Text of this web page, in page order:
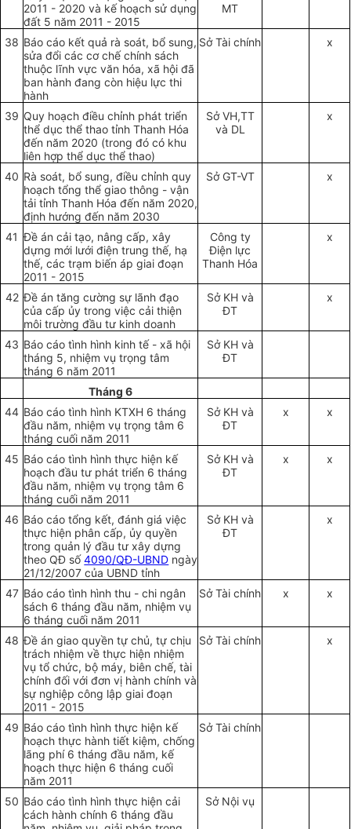
2011 - 2020 và kế hoạch sử dụng
đất 5 năm 2011 - 2015
MT
38 Báo cáo kết quả rà soát, bổ sung,
sửa đổi các cơ chế chính sách
thuộc lĩnh vực văn hóa, xã hội đã
ban hành đang còn hiệu lực thi
hành
Sở Tài chính x
39 Quy hoạch điều chỉnh phát triển
thể dục thể thao tỉnh Thanh Hóa
đến năm 2020 (trong đó có khu
liên hợp thể dục thể thao)
Sở VH,TT
và DL
x
40 Rà soát, bổ sung, điều chỉnh quy
hoạch tổng thể giao thông - vận
tải tỉnh Thanh Hóa đến năm 2020,
định hướng đến năm 2030
Sở GT-VT x
41 Đề án cải tạo, nâng cấp, xây
dựng mới lưới điện trung thế, hạ
thế, các trạm biến áp giai đoạn
2011 - 2015
Công ty
Điện lực
Thanh Hóa
x
42 Đề án tăng cường sự lãnh đạo
của cấp ủy trong việc cải thiện
môi trường đầu tư kinh doanh
Sở KH và
ĐT
x
43 Báo cáo tình hình kinh tế - xã hội
tháng 5, nhiệm vụ trọng tâm
tháng 6 năm 2011
Sở KH và
ĐT
Tháng 6
44 Báo cáo tình hình KTXH 6 tháng
đầu năm, nhiệm vụ trọng tâm 6
tháng cuối năm 2011
Sở KH và
ĐT
x x
45 Báo cáo tình hình thực hiện kế
hoạch đầu tư phát triển 6 tháng
đầu năm, nhiệm vụ trọng tâm 6
tháng cuối năm 2011
Sở KH và
ĐT
x x
46 Báo cáo tổng kết, đánh giá việc
thực hiện phân cấp, ủy quyền
trong quản lý đầu tư xây dựng
theo QĐ số4090/QĐ-UBND ngày
21/12/2007 của UBND tỉnh
Sở KH và
ĐT
x
47 Báo cáo tình hình thu - chi ngân
sách 6 tháng đầu năm, nhiệm vụ
6 tháng cuối năm 2011
Sở Tài chính x x
48 Đề án giao quyền tự chủ, tự chịu
trách nhiệm về thực hiện nhiệm
vụ tổ chức, bộ máy, biên chế, tài
chính đối với đơn vị hành chính và
sự nghiệp công lập giai đoạn
2011 - 2015
Sở Tài chính x
49 Báo cáo tình hình thực hiện kế
hoạch thực hành tiết kiệm, chống
lãng phí 6 tháng đầu năm, kế
hoạch thực hiện 6 tháng cuối
năm 2011
Sở Tài chính
50 Báo cáo tình hình thực hiện cải
cách hành chính 6 tháng đầu
Sở Nội vụ